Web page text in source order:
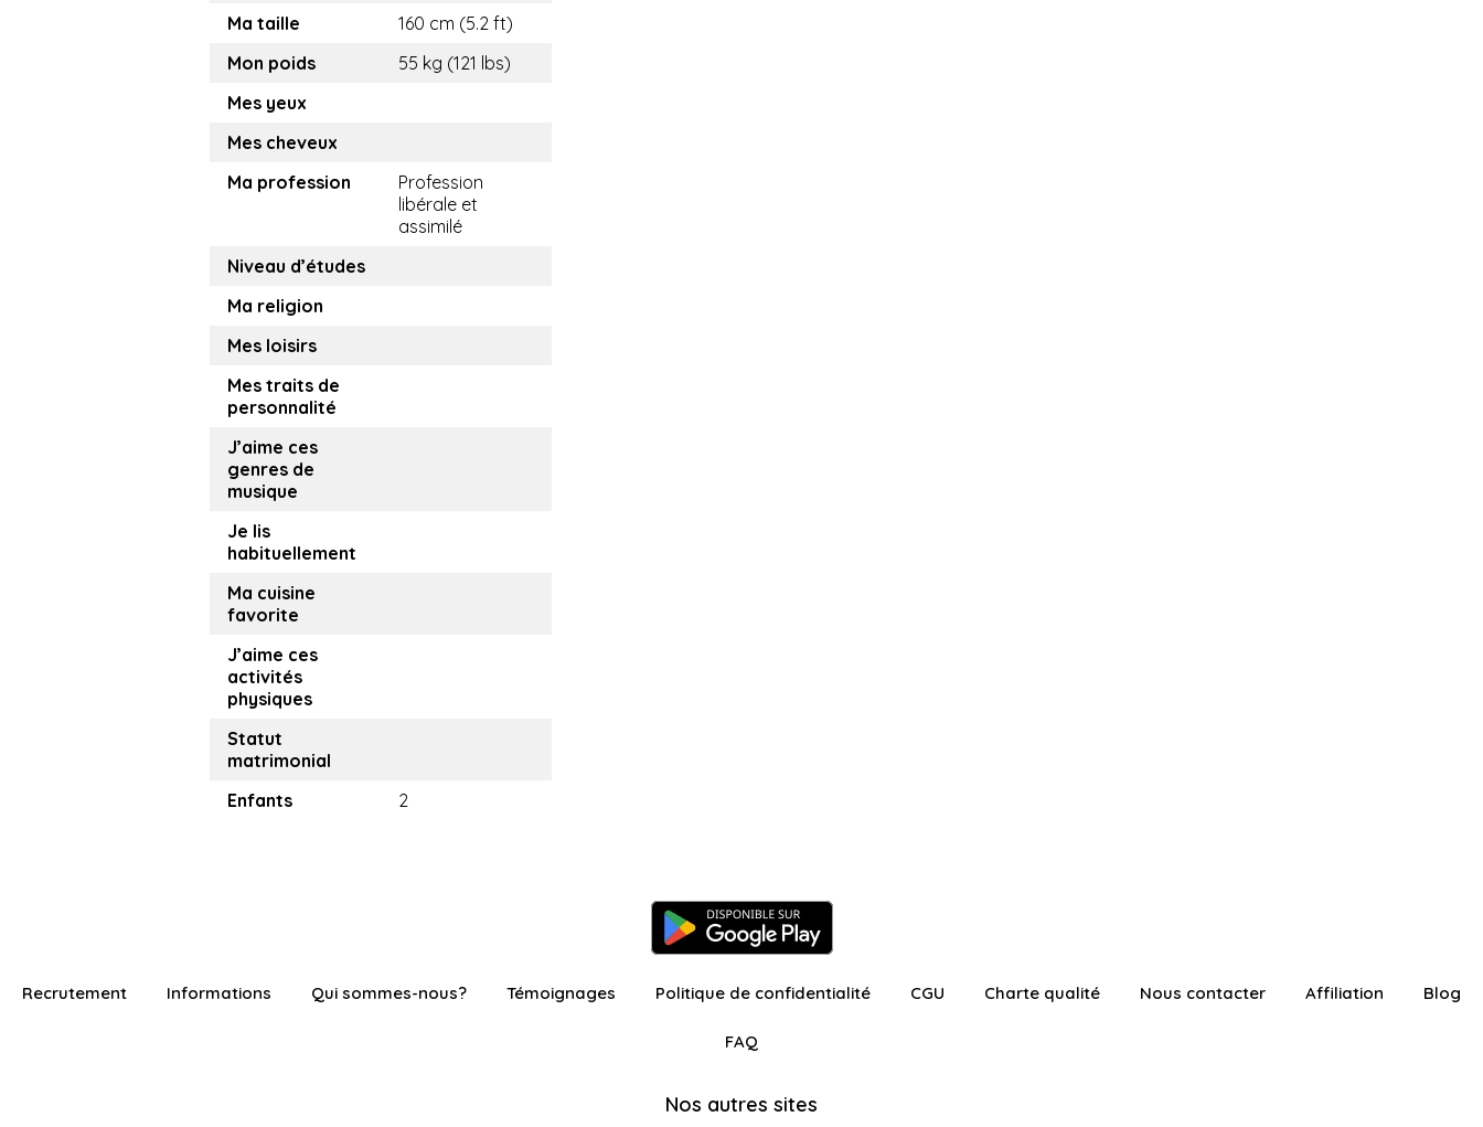
Ma taille
160 cm (5.2 ft)
Mon poids
55 kg (121 lbs)
Mes yeux
Mes cheveux
Ma profession
Profession
libérale et
assimilé
Niveau d’études
Ma religion
Mes loisirs
Mes traits de
personnalité
J’aime ces
genres de
musique
Je lis
habituellement
Ma cuisine
favorite
J’aime ces
activités
physiques
Statut
matrimonial
Enfants
2
Recrutement Informations Qui sommes-nous? Témoignages Politique de confidentialité CGU Charte qualité Nous contacter Affiliation Blog
FAQ
Nos autres sites